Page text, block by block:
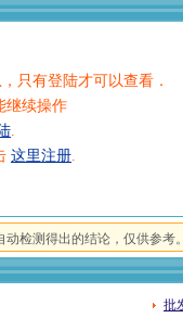
只有登陆才可以查看．
继续操作
.
这里注册.
动检测得出的结论，仅供参考
批